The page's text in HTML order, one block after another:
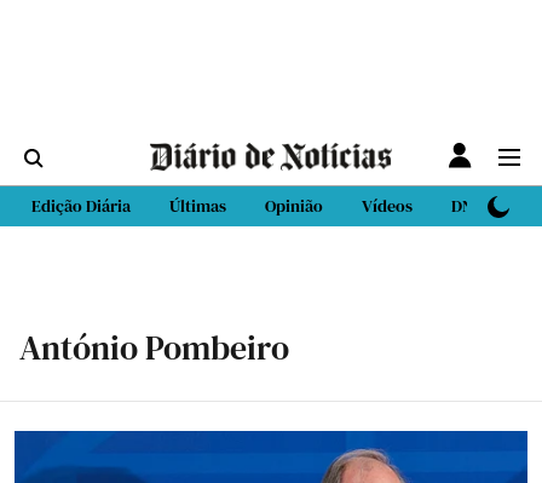
Edição Diária Últimas Opinião Vídeos DN Sport
António Pombeiro